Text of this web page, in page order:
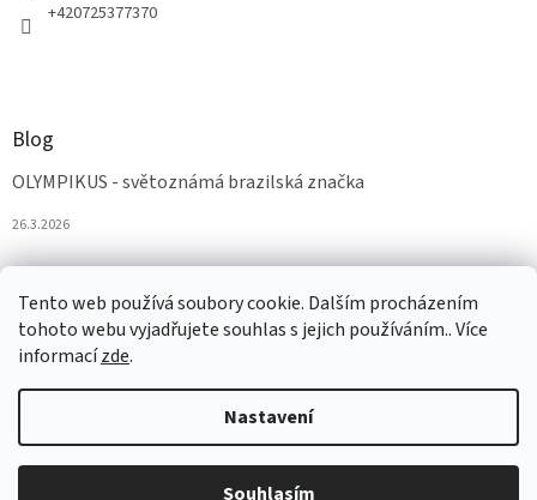
Tento web používá soubory cookie. Dalším procházením
tohoto webu vyjadřujete souhlas s jejich používáním.. Více
informacízde.
Nastavení
Souhlasím
+420725377370
Blog
OLYMPIKUS - světoznámá brazilská značka
26.3.2026
Vytvořil Shoptet